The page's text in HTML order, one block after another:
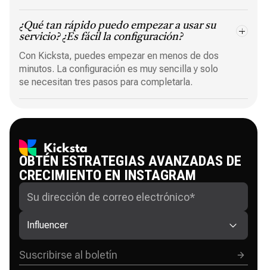
¿Qué tan rápido puedo empezar a usar su
servicio? ¿Es fácil la configuración?
Con Kicksta, puedes empezar en menos de dos
minutos. La configuración es muy sencilla y solo
se necesitan tres pasos para completarla.
OBTÉN ESTRATEGIAS AVANZADAS DE
CRECIMIENTO EN INSTAGRAM
Influencer